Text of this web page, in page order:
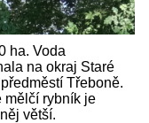
ha. Voda
na okraj Staré
Třeboně.
mělčí rybník je
větší.